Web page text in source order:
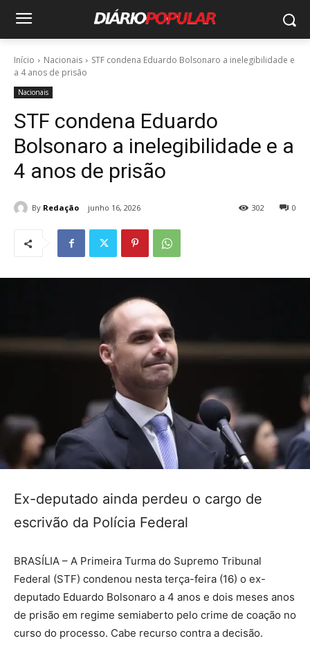
Início Nacionais
STF condena Eduardo Bolsonaro a inelegibilidade e
a 4 anos de prisão
Nacionais
STF condena Eduardo
Bolsonaro a inelegibilidade e a
4 anos de prisão
By Redação junho 16, 2026 0
302
Ex-deputado ainda perdeu o cargo de
escrivão da Polícia Federal
BRASÍLIA – A Primeira Turma do Supremo Tribunal
Federal (STF) condenou nesta terça-feira (16) o ex-
deputado Eduardo Bolsonaro a 4 anos e dois meses anos
de prisão em regime semiaberto pelo crime de coação no
curso do processo. Cabe recurso contra a decisão.